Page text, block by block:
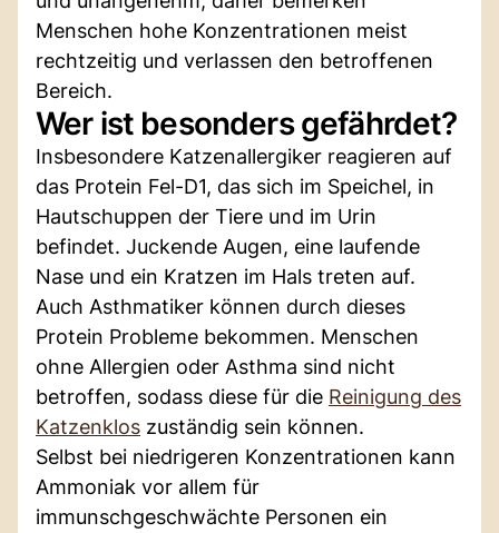
Menschen hohe Konzentrationen meist
rechtzeitig und verlassen den betroffenen
Bereich.
Wer ist besonders gefährdet?
Insbesondere Katzenallergiker reagieren auf
das Protein Fel-D1, das sich im Speichel, in
Hautschuppen der Tiere und im Urin
befindet. Juckende Augen, eine laufende
Nase und ein Kratzen im Hals treten auf.
Auch Asthmatiker können durch dieses
Protein Probleme bekommen. Menschen
ohne Allergien oder Asthma sind nicht
betroffen, sodass diese für die Reinigung des
Katzenklos zuständig sein können.
Selbst bei niedrigeren Konzentrationen kann
Ammoniak vor allem für
immunschgeschwächte Personen ein